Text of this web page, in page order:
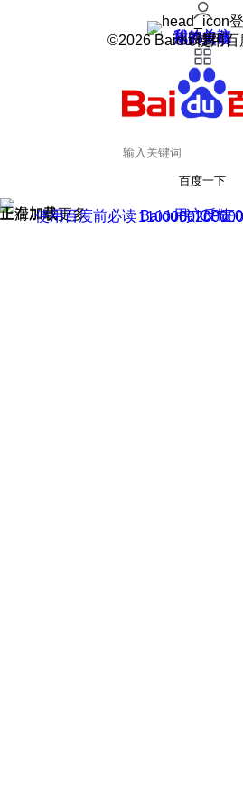
我的关注
我的收藏
皮肤中心
用户反馈
设置
©2026 Baidu 使用百
百度一下
正在加载
上滑加载更多 用户反馈
使用百度前必读 Baidu 京ICP证
京公网安备